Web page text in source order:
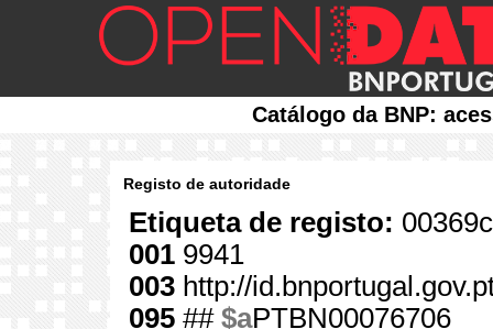
Catálogo da BNP:
Registo de autoridade
Etiqueta de registo:
001 9941
003 http://
095 ## $aPTBN00076706